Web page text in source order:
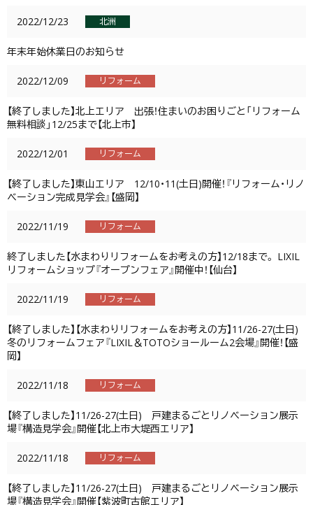
2022/12/23 北洲
年末年始休業日のお知らせ
2022/12/09 リフォーム
【終了しました】北上エリア 出張！住まいのお困りごと「リフォーム
無料相談」12/25まで【北上市】
2022/12/01 リフォーム
【終了しました】東山エリア 12/10・11(土日)開催！『リフォーム・リノ
ベーション完成見学会』【盛岡】
2022/11/19 リフォーム
終了しました【水まわりリフォームをお考えの方】12/18まで。 LIXIL
リフォームショップ『オープンフェア』開催中！【仙台】
2022/11/19 リフォーム
【終了しました】【水まわりリフォームをお考えの方】11/26-27(土日)
冬のリフォームフェア『LIXIL＆TOTOショールーム2会場』開催！【盛
岡】
2022/11/18 リフォーム
【終了しました】11/26-27(土日) 戸建まるごとリノベーション展示
場『構造見学会』開催【北上市大堤西エリア】
2022/11/18 リフォーム
【終了しました】11/26-27(土日) 戸建まるごとリノベーション展示
場『構造見学会』開催【紫波町古館エリア】